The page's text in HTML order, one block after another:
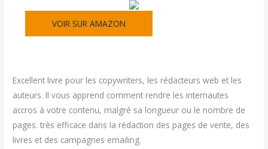
VOIR SUR AMAZON
Excellent livre pour les copywriters, les rédacteurs web et les
auteurs. Il vous apprend comment rendre les internautes
accros à votre contenu, malgré sa longueur ou le nombre de
pages. très efficace dans la rédaction des pages de vente, des
livres et des campagnes emailing.